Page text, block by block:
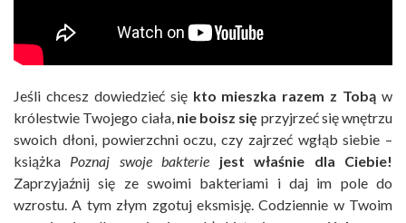
Jeśli chcesz dowiedzieć się kto mieszka razem z Tobą w
królestwie Twojego ciała, nie boisz się przyjrzeć się wnętrzu
swoich dłoni, powierzchni oczu, czy zajrzeć wgłąb siebie –
książka Poznaj swoje bakterie jest właśnie dla Ciebie!
Zaprzyjaźnij się ze swoimi bakteriami i daj im pole do
wzrostu. A tym złym zgotuj eksmisję. Codziennie w Twoim